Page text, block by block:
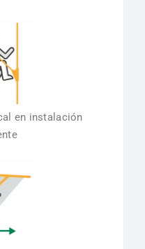
en instalación